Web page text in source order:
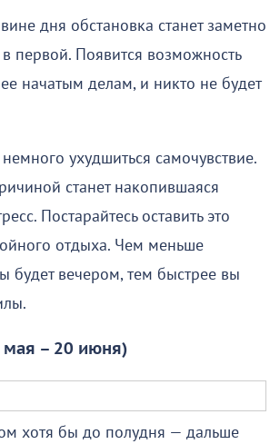
дня обстановка станет заметно
первой. Появится возможность
начатым делам, и никто не будет
ухудшиться самочувствие.
станет накопившаяся
Постарайтесь оставить это
отдыха. Чем меньше
будет вечером, тем быстрее вы
– 20 июня)
хотя бы до полудня — дальше